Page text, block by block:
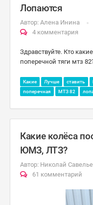
Лопаются
Автор: Алена Инина
4 комментария
Здравствуйте. Кто
поперечной тяги мтз
Какие Лучше ставить
поперечная
МТЗ 82
Какие колёса
ЮМЗ, ЛТЗ?
Автор: Николай
61 комментарий